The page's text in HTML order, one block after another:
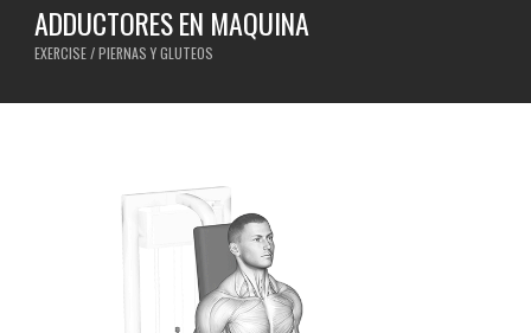
ADDUCTORES EN MAQUINA
EXERCISE / PIERNAS Y GLUTEOS